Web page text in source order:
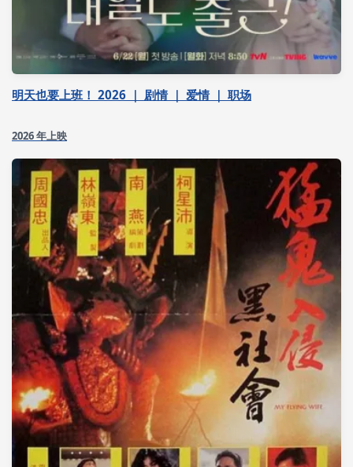
明天也要上班！ 2026 ｜ 剧情 ｜ 爱情 ｜ 职场
2026 年上映